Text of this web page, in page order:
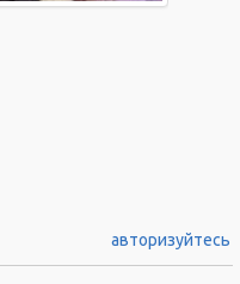
авторизуйтесь